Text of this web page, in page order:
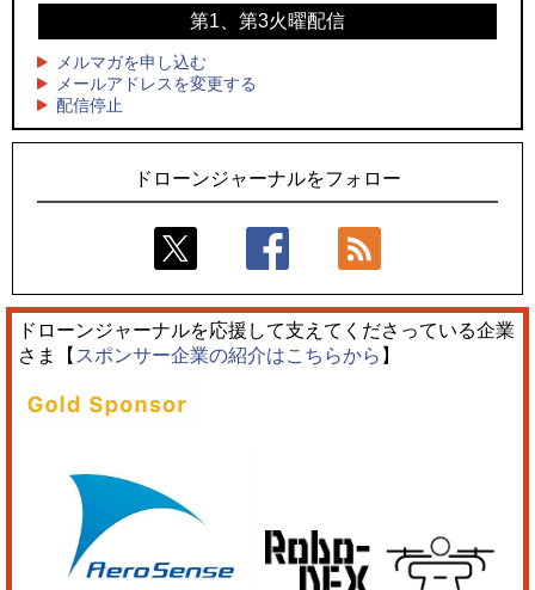
ドローンとナイトバブルが競演、「花園ドローンショーフェ
スタ2026」10/3、4開催
飛んだドローン、飛ばなかったドローン
サザンビーチちがさき花火大会で「復活の花火」打ち上げ、
キリンビールがライブ中継と連動した支援企画
ロボデックス、2時間超の飛行を目指す新型水素燃料電池ドロ
ーンを公開
第1、第3火曜配信
メルマガを申し込む
メールアドレスを変更する
配信停止
ドローンジャーナルをフォロー
ドローンジャーナルを応援して支えてくださっている企業
さま【 スポンサー企業の紹介はこちらから 】